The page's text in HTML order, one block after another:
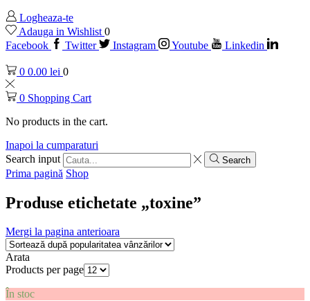
Logheaza-te
Adauga in Wishlist 0
Facebook
Twitter Instagram Youtube Linkedin
0 0.00 lei 0
0 Shopping Cart
No products in the cart.
Inapoi la cumparaturi
Search input
Search
Prima pagină Shop
Produse etichetate „toxine”
Mergi la pagina anterioara
Arata
Products per page
În stoc